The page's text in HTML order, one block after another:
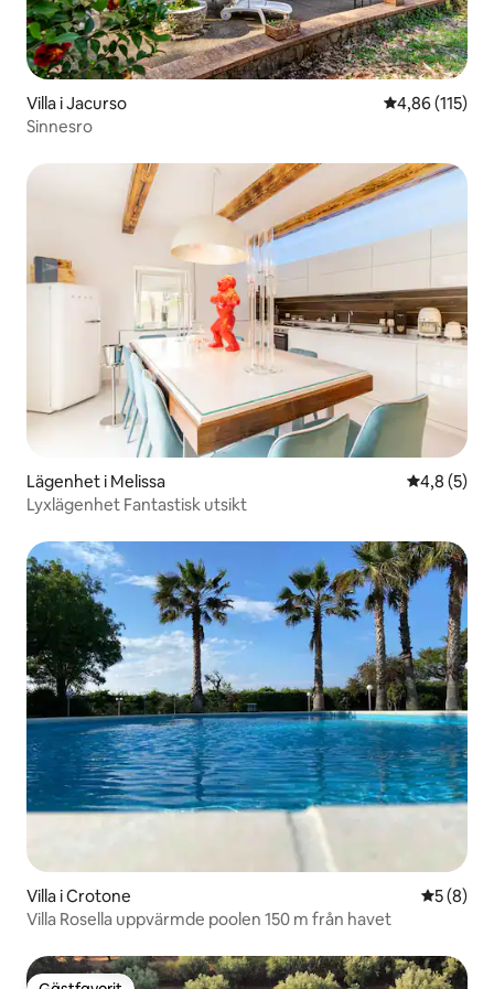
Villa i Jacurso 4,86 av 5 i
4,86 (115)
Sinnesro
Lägenhet i Melissa 4,8 av 5 i
4,8 (5)
Lyxlägenhet Fantastisk utsikt
Villa i Crotone 5 av 5 i
5 (8)
Villa Rosella uppvärmde poolen 150 m från havet